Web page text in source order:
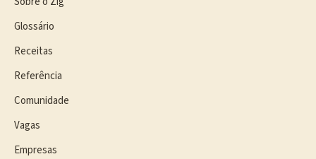
Glossário
Receitas
Referência
Comunidade
Vagas
Empresas